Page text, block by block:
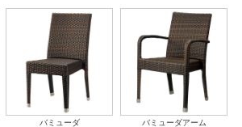
バミューダ バミューダアーム